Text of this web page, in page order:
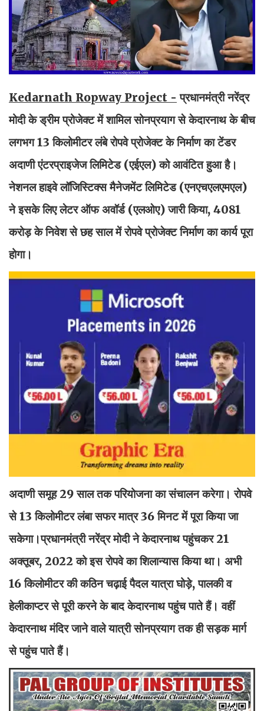
Kedarnath Ropway Project - प्रधानमंत्री नरेंद्र
मोदी के ड्रीम प्रोजेक्ट में शामिल सोनप्रयाग से केदारनाथ के बीच
लगभग 13 किलोमीटर लंबे रोपवे प्रोजेक्ट के निर्माण का टेंडर
अदाणी एंटरप्राइजेज लिमिटेड (एईएल) को आवंटित हुआ है।
नेशनल हाइवे लॉजिस्टिक्स मैनेजमेंट लिमिटेड (एनएचएलएमएल)
ने इसके लिए लेटर ऑफ अवॉर्ड (एलओए) जारी किया, 4081
करोड़ के निवेश से छह साल में रोपवे प्रोजेक्ट निर्माण का कार्य पूरा
होगा।
अदाणी समूह 29 साल तक परियोजना का संचालन करेगा। रोपवे
से 13 किलोमीटर लंबा सफर मात्र 36 मिनट में पूरा किया जा
सकेगा।प्रधानमंत्री नरेंद्र मोदी ने केदारनाथ पहुंचकर 21
अक्तूबर, 2022 को इस रोपवे का शिलान्यास किया था। अभी
16 किलोमीटर की कठिन चढ़ाई पैदल यात्रा घोड़े, पालकी व
हेलीकाप्टर से पूरी करने के बाद केदारनाथ पहुंच पाते हैं। वहीं
केदारनाथ मंदिर जाने वाले यात्री सोनप्रयाग तक ही सड़क मार्ग
से पहुंच पाते हैं।